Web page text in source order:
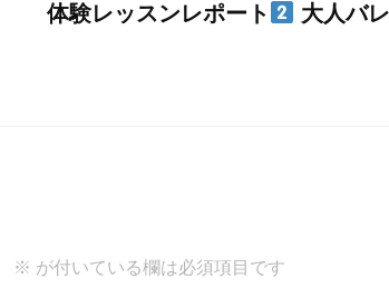
体験レッスンレポート 大人バ
※ が付いている欄は必須項目です